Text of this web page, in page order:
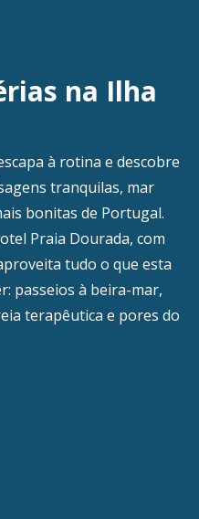
na Ilha
à rotina e descobre
tranquilas, mar
bonitas de Portugal.
Praia Dourada, com
tudo o que esta
passeios à beira-mar,
terapêutica e pores do